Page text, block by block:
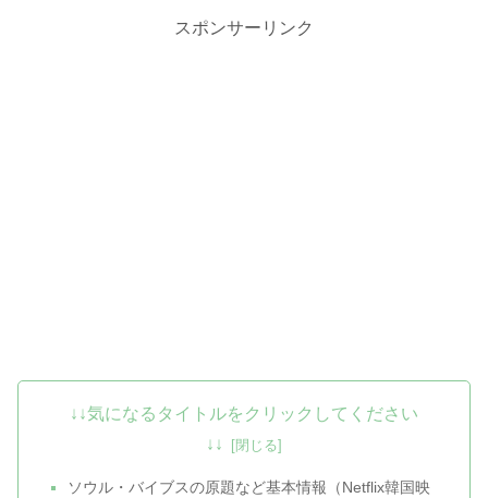
スポンサーリンク
↓↓気になるタイトルをクリックしてください
↓↓
ソウル・バイブスの原題など基本情報（Netflix韓国映